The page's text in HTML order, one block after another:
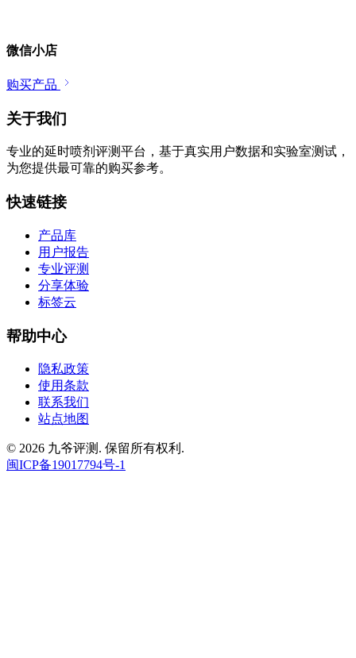
微信小店
购买产品
关于我们
专业的延时喷剂评测平台，基于真实用户数据和实验室测试，
为您提供最可靠的购买参考。
快速链接
产品库
用户报告
专业评测
分享体验
标签云
帮助中心
隐私政策
使用条款
联系我们
站点地图
© 2026 九爷评测. 保留所有权利.
闽ICP备19017794号-1